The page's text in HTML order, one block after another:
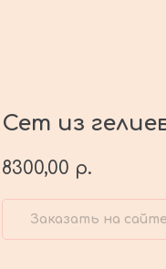
Сет из
8300,00 р.
Заказать на сайте